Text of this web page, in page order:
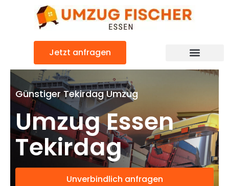
Jetzt anfragen
Günstiger Tekirdag Umzug
Umzug Essen
Tekirdag
Unverbindlich anfragen